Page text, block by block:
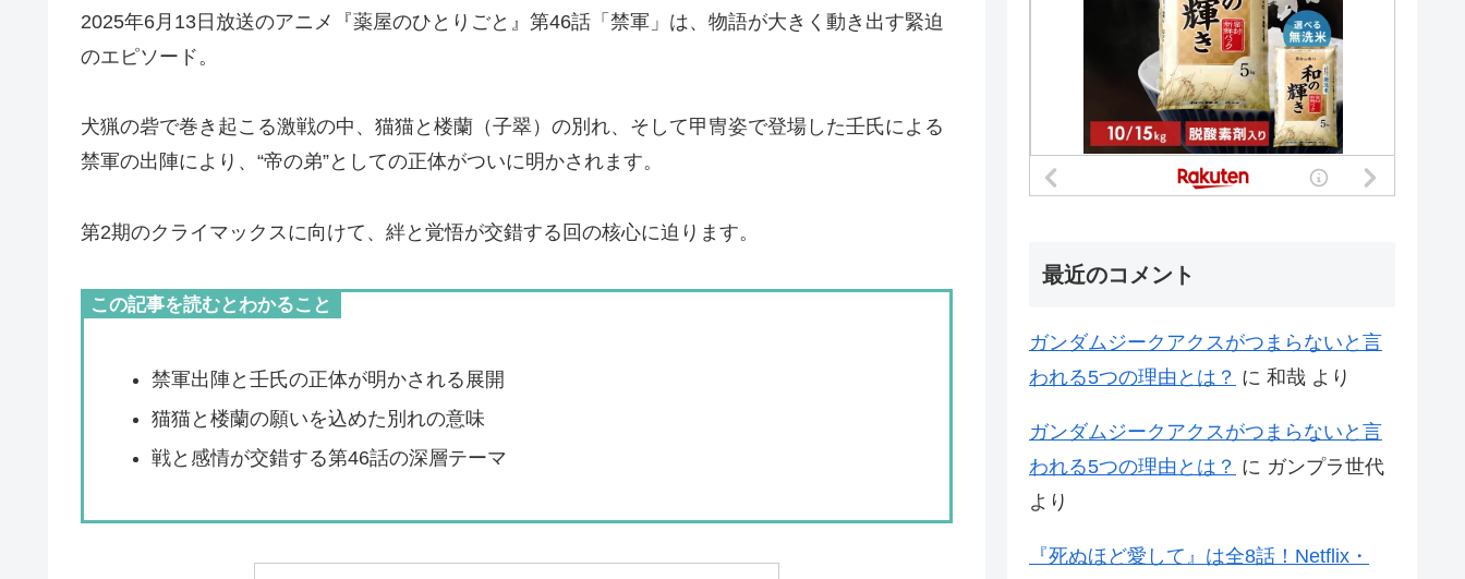
2025年6月13日放送のアニメ『薬屋のひとりごと』第46話「禁軍」は、物語が大きく動き出す緊迫
のエピソード。
犬猟の砦で巻き起こる激戦の中、猫猫と楼蘭（子翠）の別れ、そして甲冑姿で登場した壬氏による
禁軍の出陣により、“帝の弟”としての正体がついに明かされます。
第2期のクライマックスに向けて、絆と覚悟が交錯する回の核心に迫ります。
この記事を読むとわかること
禁軍出陣と壬氏の正体が明かされる展開
猫猫と楼蘭の願いを込めた別れの意味
戦と感情が交錯する第46話の深層テーマ
最近のコメント
ガンダムジークアクスがつまらないと言
われる5つの理由とは？ に 和哉 より
ガンダムジークアクスがつまらないと言
われる5つの理由とは？ に ガンプラ世代
より
『死ぬほど愛して』は全8話！Netflix・